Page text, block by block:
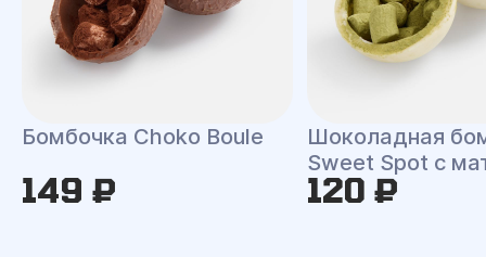
Бомбочка Choko Boule
149 ₽
Шоколадная
Sweet Spot с
120 ₽